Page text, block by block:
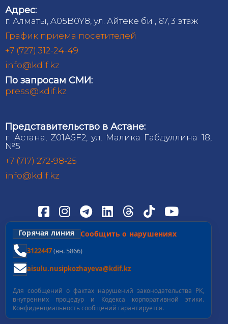
Адрес:
г. Алматы, A05B0Y8, ул. Айтеке би , 67, 3 этаж
График приема посетителей
+7 (727) 312-24-49
info@kdif.kz
По запросам СМИ:
press@kdif.kz
Представительство в Астане:
г. Астана, Z01A5F2, ул. Малика Габдуллина 18,
№5
+7 (717) 272-98-25
info@kdif.kz
Горячая линия Сообщить о нарушениях
3122447(вн. 5866)
aisulu.nusipkozhayeva@kdif.kz
Для сообщений о фактах нарушений законодательства РК,
внутренних процедур и Кодекса корпоративной этики.
Конфиденциальность сообщений гарантируется.